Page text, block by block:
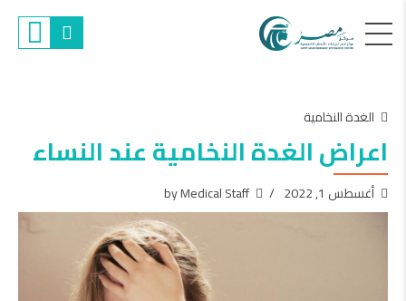
الغدة النخامية
اعراض الغدة النخامية عند النساء
أغسطس 1, 2022 by Medical Staff